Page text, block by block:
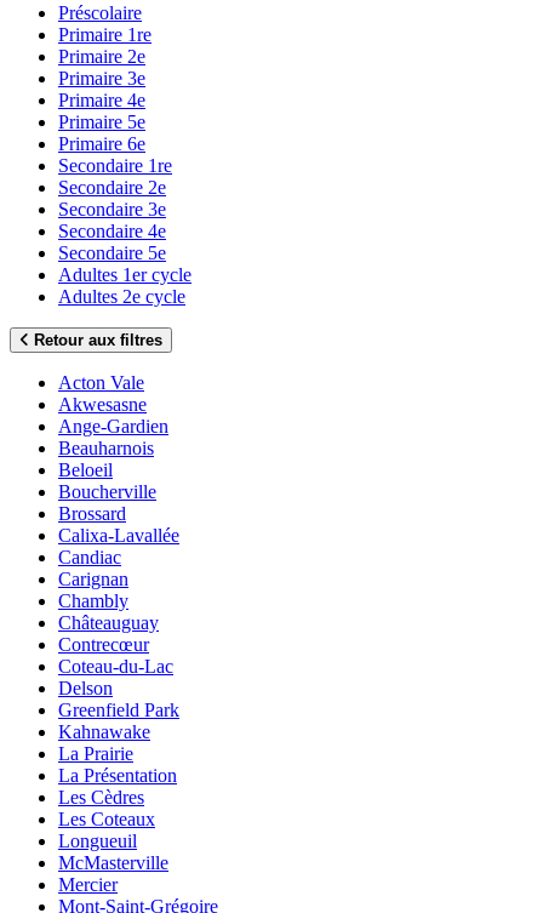
Préscolaire
Primaire 1re
Primaire 2e
Primaire 3e
Primaire 4e
Primaire 5e
Primaire 6e
Secondaire 1re
Secondaire 2e
Secondaire 3e
Secondaire 4e
Secondaire 5e
Adultes 1er cycle
Adultes 2e cycle
Retour aux filtres
Acton Vale
Akwesasne
Ange-Gardien
Beauharnois
Beloeil
Boucherville
Brossard
Calixa-Lavallée
Candiac
Carignan
Chambly
Châteauguay
Contrecœur
Coteau-du-Lac
Delson
Greenfield Park
Kahnawake
La Prairie
La Présentation
Les Cèdres
Les Coteaux
Longueuil
McMasterville
Mercier
Mont-Saint-Grégoire